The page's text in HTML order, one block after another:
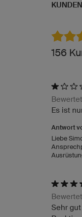
156
Es ist
Antwort
Liebe
Sehr